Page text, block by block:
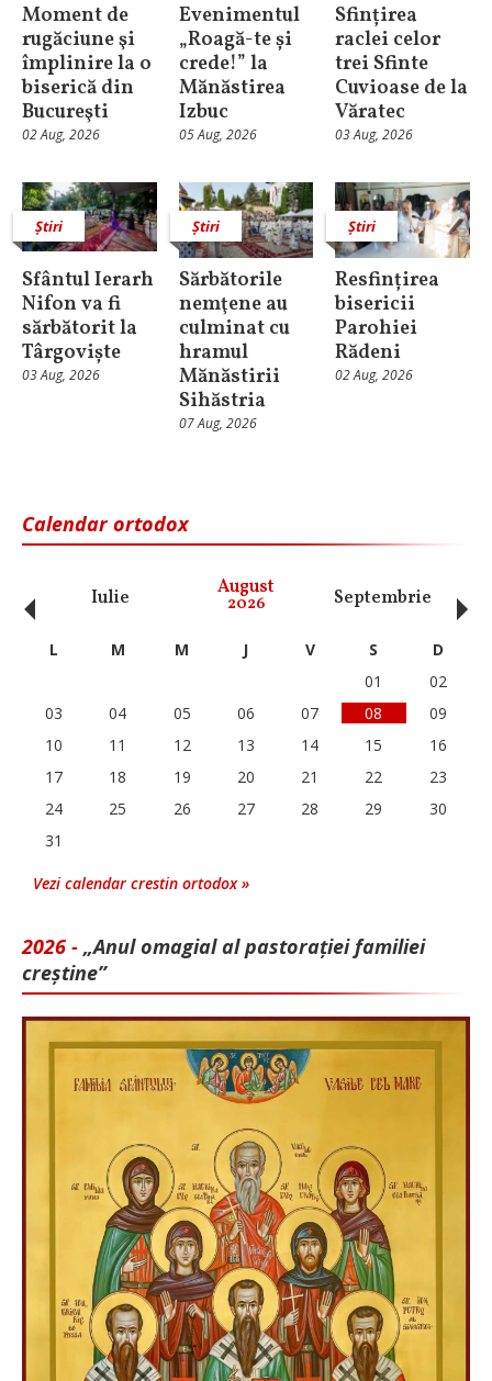
Moment de
rugăciune şi
împlinire la o
biserică din
Bucureşti
02 Aug, 2026
Evenimentul
„Roagă-te și
crede!” la
Mănăstirea
Izbuc
05 Aug, 2026
Sfințirea
raclei celor
trei Sfinte
Cuvioase de la
Văratec
03 Aug, 2026
Știri
Sfântul Ierarh
Nifon va fi
sărbătorit la
Târgoviște
03 Aug, 2026
Știri
Sărbătorile
nemţene au
culminat cu
hramul
Mănăstirii
Sihăstria
07 Aug, 2026
Știri
Resfințirea
bisericii
Parohiei
Rădeni
02 Aug, 2026
Calendar ortodox
Iulie August
2026 Septembrie
‹ L M M J V S
D
01
02
03
04 05 06 07 08
09
10
11 12 13 14 15
16
17
18 19 20 21 22
23
24
25 26 27 28 29
30
31
Vezi calendar crestin ortodox »
2026 - „Anul omagial al pastorației familiei
creștine”